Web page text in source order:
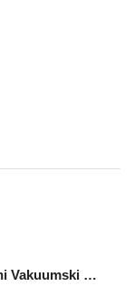
Kuvings CB1000 Komercijalni Vakuumski Blender